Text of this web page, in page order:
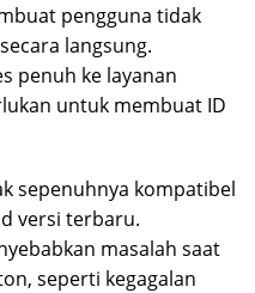
pengguna tidak
langsung.
penuh ke layanan
untuk membuat ID
sepenuhnya kompatibel
versi terbaru.
masalah saat
seperti kegagalan